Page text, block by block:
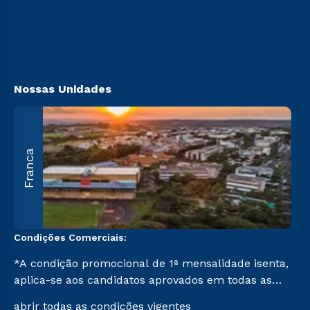
Nossas Unidades
Franca
Condições Comerciais:
*A condição promocional de 1ª mensalidade isenta,
aplica-se aos candidatos aprovados em todas as
abrir todas as condições vigentes